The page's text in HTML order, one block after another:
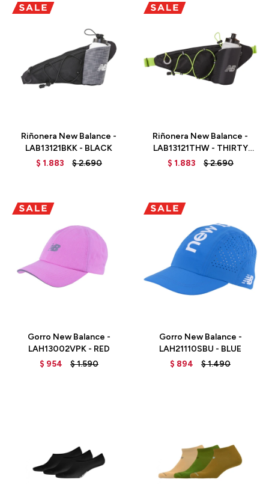
Riñonera New Balance -
LAB13121BKK - BLACK
$ 1.883 $2.690
Riñonera New Balance -
LAB13121THW - THIRTY
WATT
$ 1.883 $2.690
Gorro New Balance -
LAH13002VPK - RED
$ 954 $1.590
Gorro New Balance -
LAH21110SBU - BLUE
$ 894 $1.490